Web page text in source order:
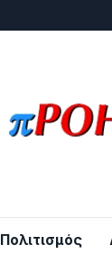
Πολιτισμός